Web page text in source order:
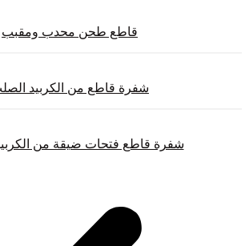
قاطع طحن محدب ومقبب
شفرة قاطع من الكربيد
شفرة قاطع فتحات ضيقة من